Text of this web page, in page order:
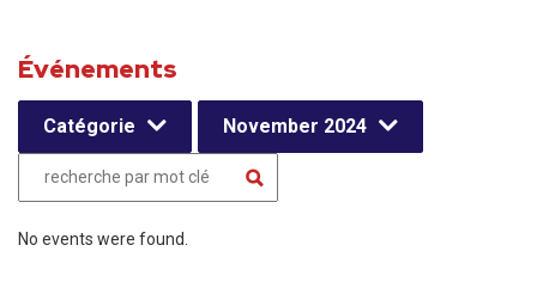
Événements
Catégorie November 2024
No events were found.